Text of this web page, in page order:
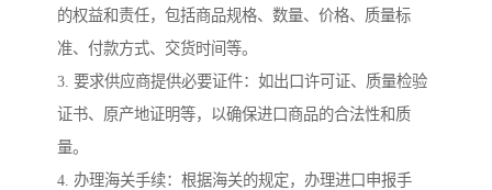
的权益和责任，包括商品规格、数量、价格、质量标
准、付款方式、交货时间等。
3. 要求供应商提供必要证件：如出口许可证、质量检验
证书、原产地证明等，以确保进口商品的合法性和质
量。
4. 办理海关手续：根据海关的规定，办理进口申报手